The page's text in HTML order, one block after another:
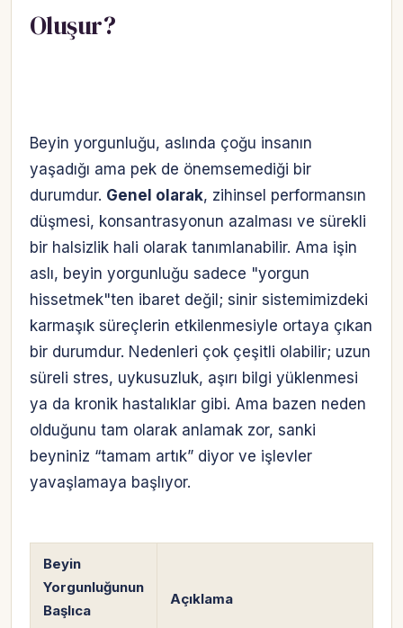
Oluşur?
Beyin yorgunluğu, aslında çoğu insanın
yaşadığı ama pek de önemsemediği bir
durumdur. Genel olarak, zihinsel performansın
düşmesi, konsantrasyonun azalması ve sürekli
bir halsizlik hali olarak tanımlanabilir. Ama işin
aslı, beyin yorgunluğu sadece "yorgun
hissetmek"ten ibaret değil; sinir sistemimizdeki
karmaşık süreçlerin etkilenmesiyle ortaya çıkan
bir durumdur. Nedenleri çok çeşitli olabilir; uzun
süreli stres, uykusuzluk, aşırı bilgi yüklenmesi
ya da kronik hastalıklar gibi. Ama bazen neden
olduğunu tam olarak anlamak zor, sanki
beyniniz “tamam artık” diyor ve işlevler
yavaşlamaya başlıyor.
Beyin
Yorgunluğunun
Başlıca
Açıklama